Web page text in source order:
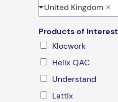
United Kingdom
Products of Interest
Klocwork
Helix QAC
Understand
Lattix